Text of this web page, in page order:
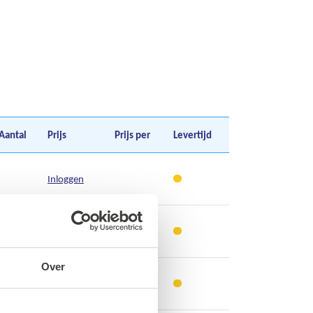
Over
Prijs Prijs per Levertijd
Inloggen